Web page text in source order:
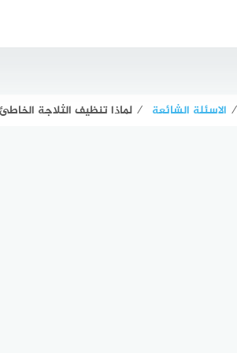
⁄ الاسئلة الشائعة ⁄ لماذا تنظيف الثلاجة